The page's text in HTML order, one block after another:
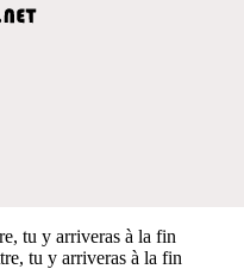
tu y arriveras à la fin
tu y arriveras à la fin